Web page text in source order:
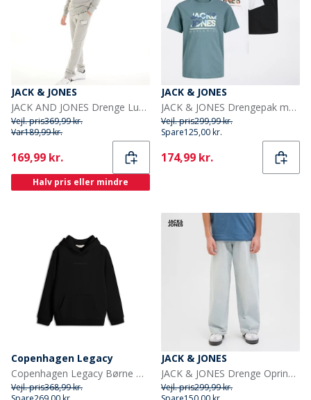
JACK & JONES
JACK AND JONES Drenge Luca Træningsdragt Alloy
Vejl. pris369,99 kr.
Var189,99 kr.
Current
169,99 kr.
Halv pris eller mindre
JACK & JONES
JACK & JONES Drengepak med 3 Luke T-shirts Sort
Vejl. pris299,99 kr.
Spare125,00 kr.
Current
174,99 kr.
Copenhagen Legacy
Copenhagen Legacy Børne Hoodie Sort
Vejl. pris368,99 kr.
JACK & JONES
JACK & JONES Drenge Oprindelse Vide Ben Jeans Blue Denim
Vejl. pris299,99 kr.